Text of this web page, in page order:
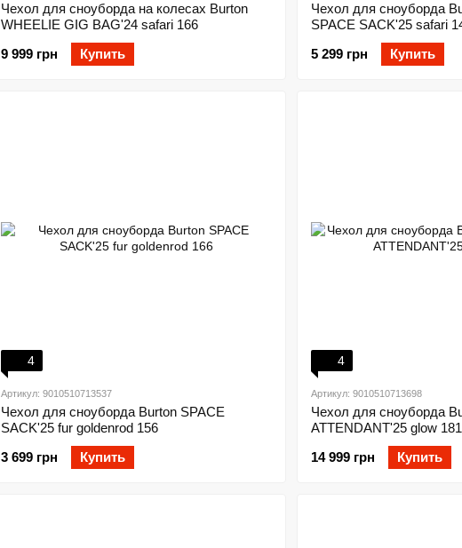
Чехол для сноуборда на колесах Burton
WHEELIE GIG BAG'24 safari 166
9 999 грн
Купить
Чехол для сноуборда
SPACE SACK'25 safari
5 299 грн
Купить
4
Артикул: 9010510713537
Чехол для сноуборда Burton SPACE
SACK'25 fur goldenrod 156
3 699 грн
Купить
4
Артикул: 9010510713698
Чехол для сноуборда
ATTENDANT'25 glow 181
14 999 грн
Купить